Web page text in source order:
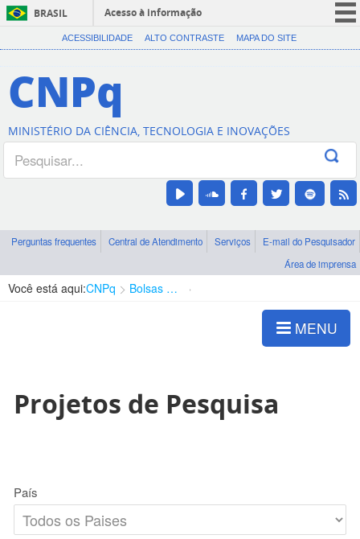
BRASIL
Acesso à informação
CORONAVÍRUS (COVID-19)
Canais
ACESSIBILIDADE ALTO CONTRASTE MAPA DO SITE
CNPq
MINISTÉRIO DA CIÊNCIA, TECNOLOGIA E INOVAÇÕES
Perguntas frequentes Central de Atendimento Serviços
E-mail do Pesquisador
Área de imprensa
Você está aqui:CNPq Bolsas e Auxílios Vigentes
MENU
Projetos de Pesquisa
País